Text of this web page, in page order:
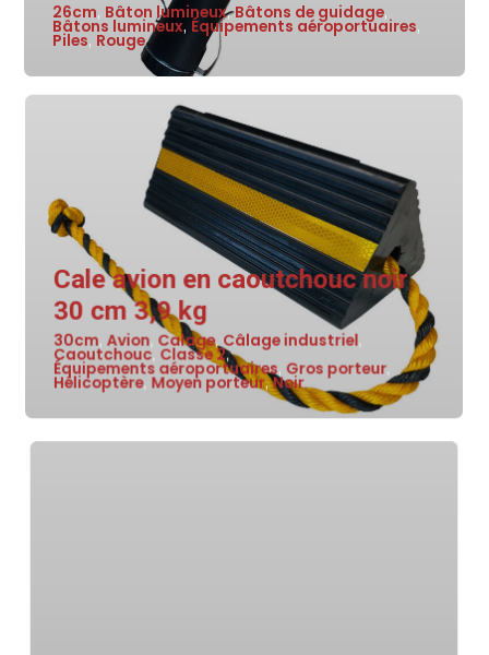
26cm, Bâton lumineux,Bâtons de guidage,
Bâtons lumineux, Équipements aéroportuaires,
Piles, Rouge
Cale avion en caoutchouc noir
30 cm 3,9 kg
30cm, Avion, Calage, Câlage industriel,
Caoutchouc, Classe 2,
Équipements aéroportuaires,Gros porteur,
Hélicoptère, Moyen porteur,Noir